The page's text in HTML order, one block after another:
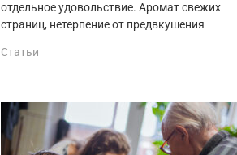
отдельное удовольствие. Аромат свежих
страниц, нетерпение от предвкушения
Статьи